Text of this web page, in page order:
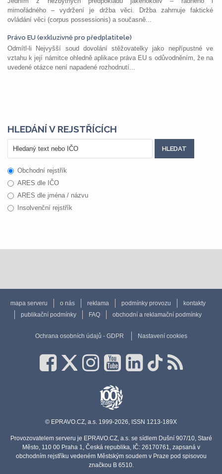
mimořádného – vydržení je držba věci. Držba zahrnuje faktické
ovládání věci (corpus possessionis) a současně...
Právo EU (exkluzivně pro předplatitele)
Odmítl-li Nejvyšší soud dovolání stěžovatelky jako nepřípustné ve
vztahu k její námitce ohledně aplikace práva EU s odůvodněním, že na
uvedené otázce není napadené rozhodnutí...
HLEDÁNÍ V REJSTŘÍCÍCH
Obchodní rejstřík
ARES dle IČO
ARES dle jména / názvu
Insolvenční rejstřík
mapa serveru o nás reklama podmínky provozu
kontakty
publikační podmínky
FAQ obchodní a reklamační podmínky
Ochrana osobních údajů - GDPR Nastavení cookies
© EPRAVO.CZ, a.s. 1999-2026, ISSN 1213-189X
Provozovatelem serveru je EPRAVO.CZ, a.s. se sídlem Dušní 907/10, Staré
Město, 110 00 Praha 1, Česká republika, IČ: 26170761, zapsaná v
obchodním rejstříku vedeném Městským soudem v Praze pod spisovou
značkou B 6510.